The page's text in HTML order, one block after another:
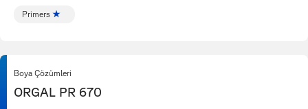
Primers
Boya Çözümleri
ORGAL PR 670